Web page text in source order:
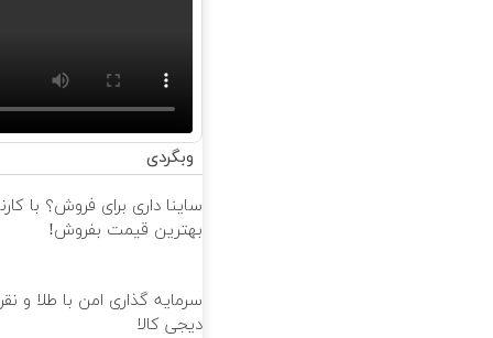
وبگردی
ساینا داری برای فروش؟ با
بهترین قیمت بفروش!
سرمایه گذاری امن با طلا و
دیجی کالا